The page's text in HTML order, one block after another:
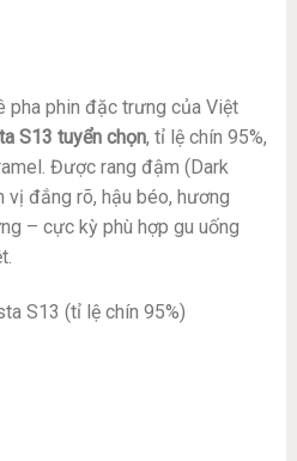
pha phin đặc trưng của Việt
S13 tuyển chọn, tỉ lệ chín 95%,
Được rang đậm (Dark
vị đắng rõ, hậu béo, hương
– cực kỳ phù hợp gu uống
S13 (tỉ lệ chín 95%)